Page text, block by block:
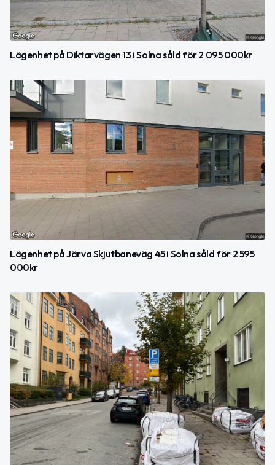
Lägenhet på Diktarvägen 13 i Solna såld för 2 095 000kr
Lägenhet på Järva Skjutbaneväg 45 i Solna såld för 2 595
000kr